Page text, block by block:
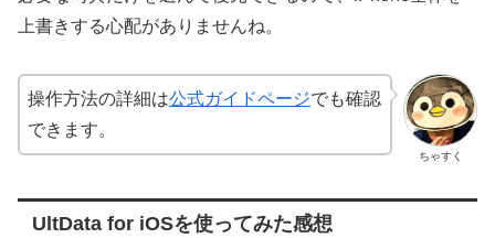
上書きする心配がありませんね。
ちゃすく
操作方法の詳細は公式ガイドページでも確認
できます。
UltData for iOSを使ってみた感想